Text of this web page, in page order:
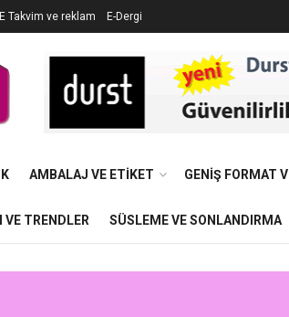
E Takvim ve reklam E-Dergi
AMBALAJ VE ETIKET GENIŞ FORMAT
VE TRENDLER SÜSLEME VE SONLANDIRMA